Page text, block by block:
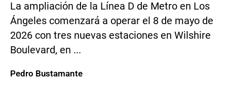
La ampliación de la Línea D de Metro en Los
Ángeles comenzará a operar el 8 de mayo de
2026 con tres nuevas estaciones en Wilshire
Boulevard, en ...
Pedro Bustamante